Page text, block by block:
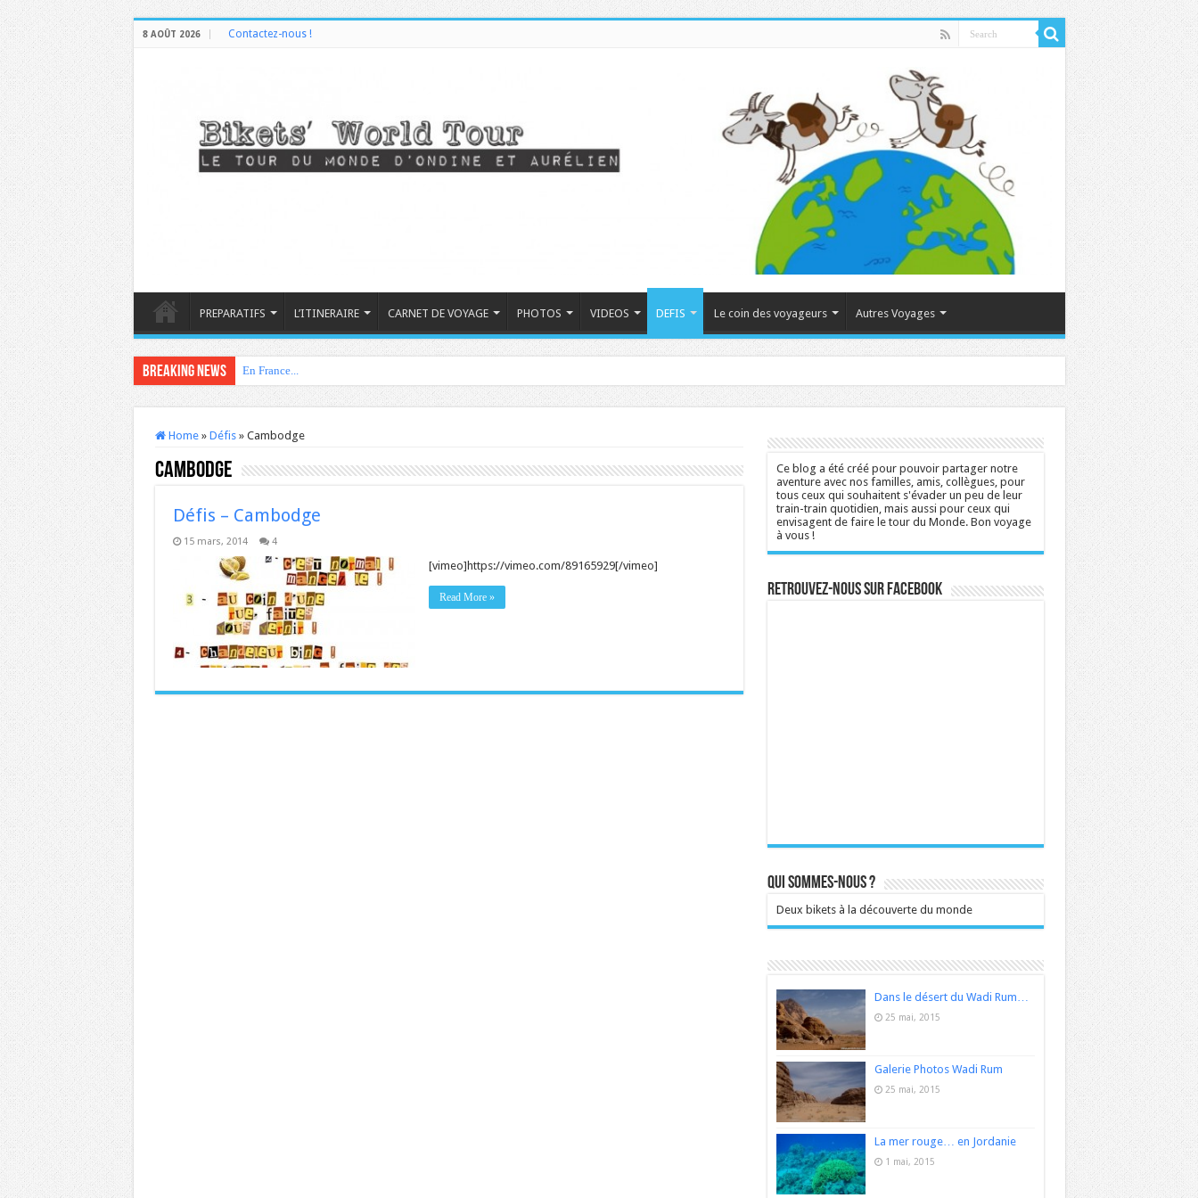
8 AOÛT 2026 Contactez-nous !
PREPARATIFS L’ITINERAIRE CARNET DE VOYAGE PHOTOS VIDEOS DEFIS Le coin des voyageurs Autres Voyages
Breaking News En France...
Home » Défis » Cambodge
Cambodge
Défis – Cambodge
15 mars, 2014 4
[vimeo]https://vimeo.com/89165929[/vimeo]
Read More »
Ce blog a été créé pour pouvoir partager notre
aventure avec nos familles, amis, collègues, pour
tous ceux qui souhaitent s'évader un peu de leur
train-train quotidien, mais aussi pour ceux qui
envisagent de faire le tour du Monde. Bon voyage
à vous !
Retrouvez-nous sur Facebook
Qui sommes-nous ?
Deux bikets à la découverte du monde
Dans le désert du Wadi Rum…
25 mai, 2015
Galerie Photos Wadi Rum
25 mai, 2015
La mer rouge… en Jordanie
1 mai, 2015